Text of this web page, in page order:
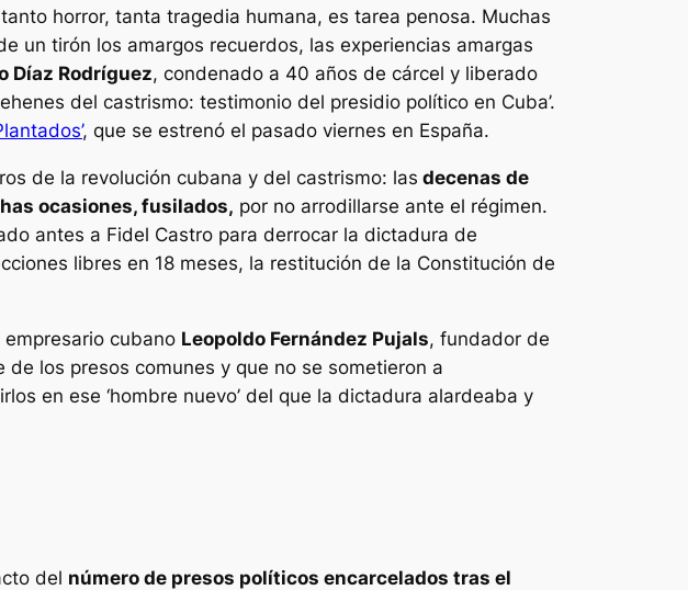
horror, tanta tragedia humana, es tarea penosa. Muchas
un tirón los amargos recuerdos, las experiencias amargas
Díaz Rodríguez, condenado a 40 años de cárcel y liberado
del castrismo: testimonio del presidio político en Cuba’.
, que se estrenó el pasado viernes en España.
de la revolución cubana y del castrismo: las decenas de
ocasiones, fusilados, por no arrodillarse ante el régimen.
antes a Fidel Castro para derrocar la dictadura de
libres en 18 meses, la restitución de la Constitución de
cubano Leopoldo Fernández Pujals, fundador de
los presos comunes y que no se sometieron a
en ese ‘hombre nuevo’ del que la dictadura alardeaba y
del número de presos políticos encarcelados tras el